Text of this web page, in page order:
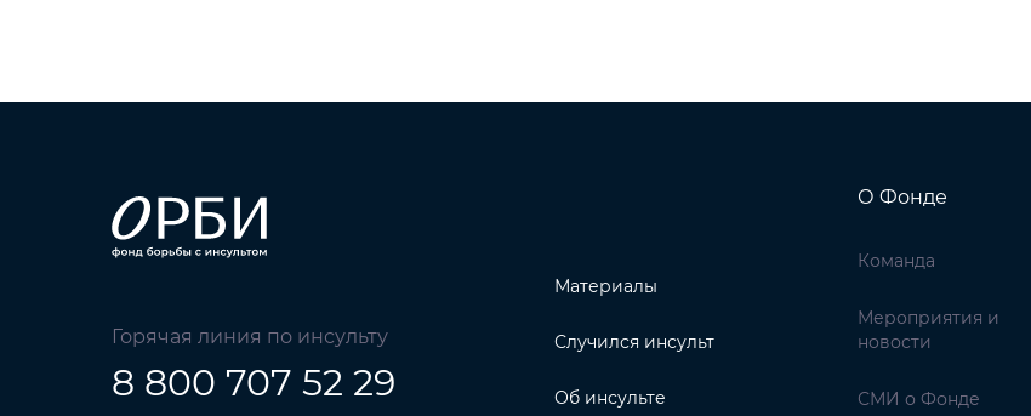
Горячая линия по инсульту
8 800 707 52 29
Материалы
Случился инсульт
Об инсульте
О Фонде
Команда
Мероприятия и
новости
СМИ о Фонде